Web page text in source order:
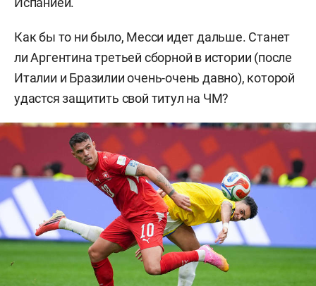
Как бы то ни было, Месси идет дальше. Станет
ли Аргентина третьей сборной в истории (после
Италии и Бразилии очень-очень давно), которой
удастся защитить свой титул на ЧМ?